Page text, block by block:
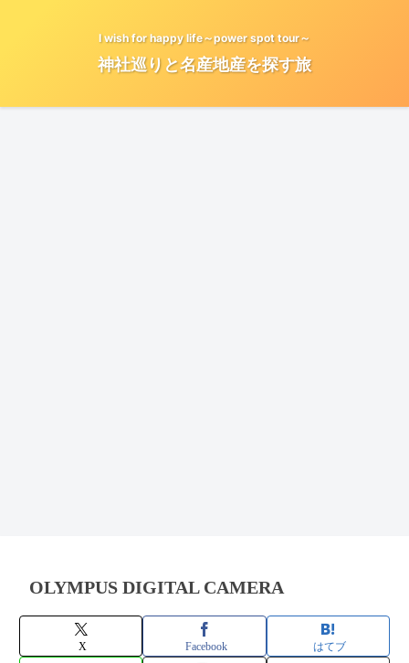
I wish for happy life～power spot tour～
神社巡りと名産地産を探す旅
OLYMPUS DIGITAL CAMERA
X Facebook はてブ